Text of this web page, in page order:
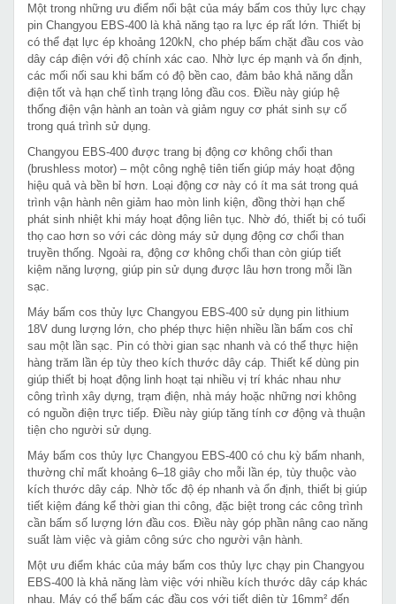
Một trong những ưu điểm nổi bật của máy bấm cos thủy lực chạy
pin Changyou EBS-400 là khả năng tạo ra lực ép rất lớn. Thiết bị
có thể đạt lực ép khoảng 120kN, cho phép bấm chặt đầu cos vào
dây cáp điện với độ chính xác cao. Nhờ lực ép mạnh và ổn định,
các mối nối sau khi bấm có độ bền cao, đảm bảo khả năng dẫn
điện tốt và hạn chế tình trạng lỏng đầu cos. Điều này giúp hệ
thống điện vận hành an toàn và giảm nguy cơ phát sinh sự cố
trong quá trình sử dụng.
Changyou EBS-400 được trang bị động cơ không chổi than
(brushless motor) – một công nghệ tiên tiến giúp máy hoạt động
hiệu quả và bền bỉ hơn. Loại động cơ này có ít ma sát trong quá
trình vận hành nên giảm hao mòn linh kiện, đồng thời hạn chế
phát sinh nhiệt khi máy hoạt động liên tục. Nhờ đó, thiết bị có tuổi
thọ cao hơn so với các dòng máy sử dụng động cơ chổi than
truyền thống. Ngoài ra, động cơ không chổi than còn giúp tiết
kiệm năng lượng, giúp pin sử dụng được lâu hơn trong mỗi lần
sạc.
Máy bấm cos thủy lực Changyou EBS-400 sử dụng pin lithium
18V dung lượng lớn, cho phép thực hiện nhiều lần bấm cos chỉ
sau một lần sạc. Pin có thời gian sạc nhanh và có thể thực hiện
hàng trăm lần ép tùy theo kích thước dây cáp. Thiết kế dùng pin
giúp thiết bị hoạt động linh hoạt tại nhiều vị trí khác nhau như
công trình xây dựng, trạm điện, nhà máy hoặc những nơi không
có nguồn điện trực tiếp. Điều này giúp tăng tính cơ động và thuận
tiện cho người sử dụng.
Máy bấm cos thủy lực Changyou EBS-400 có chu kỳ bấm nhanh,
thường chỉ mất khoảng 6–18 giây cho mỗi lần ép, tùy thuộc vào
kích thước dây cáp. Nhờ tốc độ ép nhanh và ổn định, thiết bị giúp
tiết kiệm đáng kể thời gian thi công, đặc biệt trong các công trình
cần bấm số lượng lớn đầu cos. Điều này góp phần nâng cao năng
suất làm việc và giảm công sức cho người vận hành.
Một ưu điểm khác của máy bấm cos thủy lực chạy pin Changyou
EBS-400 là khả năng làm việc với nhiều kích thước dây cáp khác
nhau. Máy có thể bấm các đầu cos với tiết diện từ 16mm² đến